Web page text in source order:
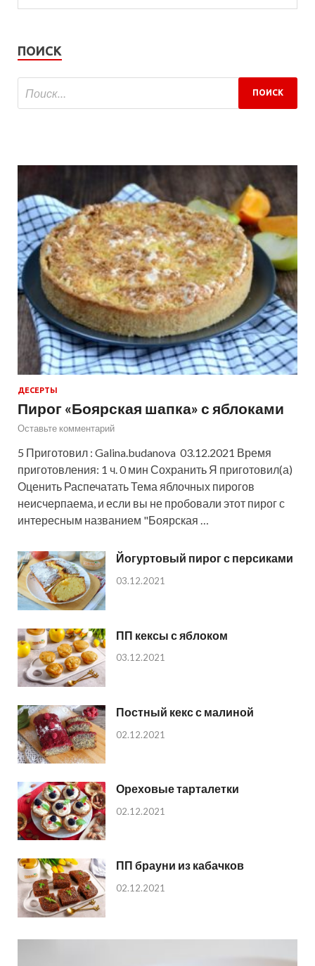
ПОИСК
ДЕСЕРТЫ
Пирог «Боярская шапка» с яблоками
Оставьте комментарий
5 Приготовил : Galina.budanova 03.12.2021 Время
приготовления: 1 ч. 0 мин Сохранить Я приготовил(а)
Оценить Распечатать Тема яблочных пирогов
неисчерпаема, и если вы не пробовали этот пирог с
интересным названием "Боярская …
Йогуртовый пирог с персиками
03.12.2021
ПП кексы с яблоком
03.12.2021
Постный кекс с малиной
02.12.2021
Ореховые тарталетки
02.12.2021
ПП брауни из кабачков
02.12.2021